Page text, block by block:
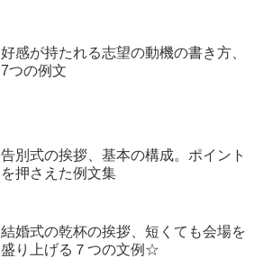
好感が持たれる志望の動機の書き方、
7つの例文
告別式の挨拶、基本の構成。ポイント
を押さえた例文集
結婚式の乾杯の挨拶、短くても会場を
盛り上げる７つの文例☆